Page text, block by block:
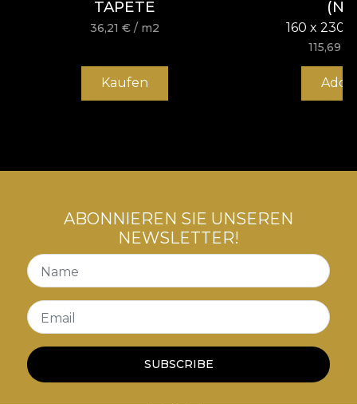
zurück zu sich selbst transportiert. Jede Kreation
entsteht aus einem Raum des Experimentierens.
Denn Kunst ist ewig mit dem spielerischen Geist
TAPETE
36,21 € / m2
Kaufen
160 x 230
115,69
Add
ABONNIEREN SIE UNSEREN
NEWSLETTER!
Name
Email
SUBSCRIBE